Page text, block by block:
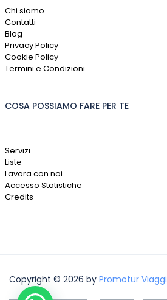
Chi siamo
Contatti
Blog
Privacy Policy
Cookie Policy
Termini e Condizioni
COSA POSSIAMO FARE PER TE
Servizi
Liste
Lavora con noi
Accesso Statistiche
Credits
Copyright © 2026 by Promotur Viaggi